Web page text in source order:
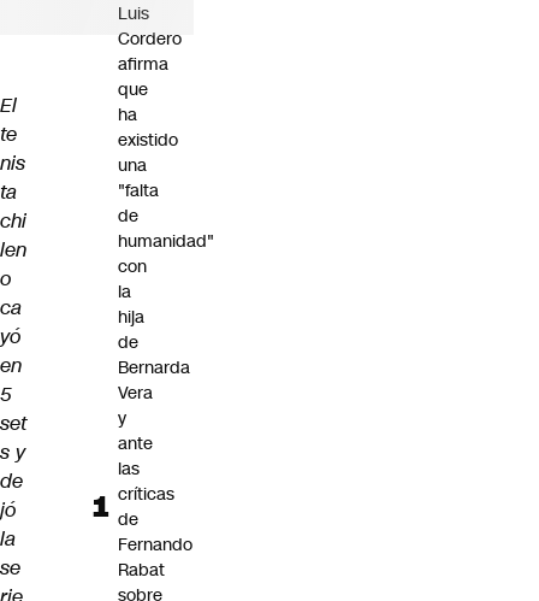
El
te
nis
ta
chi
len
o
ca
yó
en
5
set
s y
de
jó
la
se
Luis
Cordero
afirma
que
ha
existido
una
"falta
de
humanidad"
con
la
hija
de
Bernarda
Vera
y
ante
las
críticas
de
Fernando
Rabat
sobre